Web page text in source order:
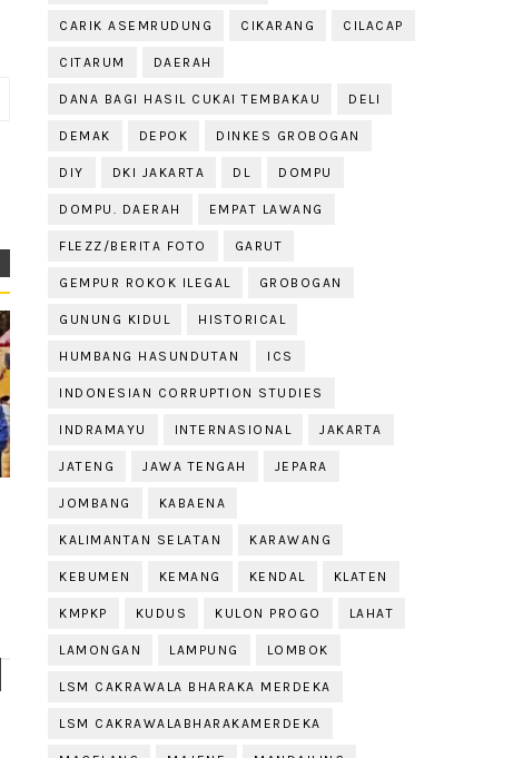
CARIK ASEMRUDUNG CIKARANG CILACAP
CITARUM DAERAH
DANA BAGI HASIL CUKAI TEMBAKAU DELI
DEMAK DEPOK DINKES GROBOGAN
DIY DKI JAKARTA DL DOMPU
DOMPU. DAERAH EMPAT LAWANG
FLEZZ/BERITA FOTO GARUT
GEMPUR ROKOK ILEGAL GROBOGAN
GUNUNG KIDUL HISTORICAL
HUMBANG HASUNDUTAN ICS
INDONESIAN CORRUPTION STUDIES
INDRAMAYU INTERNASIONAL JAKARTA
JATENG JAWA TENGAH JEPARA
JOMBANG KABAENA
KALIMANTAN SELATAN KARAWANG
KEBUMEN KEMANG KENDAL KLATEN
KMPKP KUDUS KULON PROGO LAHAT
LAMONGAN LAMPUNG LOMBOK
LSM CAKRAWALA BHARAKA MERDEKA
LSM CAKRAWALABHARAKAMERDEKA